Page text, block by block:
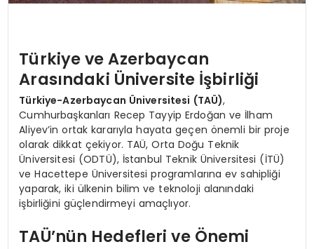
Türkiye ve Azerbaycan
Arasındaki Üniversite İşbirliği
Türkiye-Azerbaycan Üniversitesi (TAÜ),
Cumhurbaşkanları Recep Tayyip Erdoğan ve İlham
Aliyev’in ortak kararıyla hayata geçen önemli bir proje
olarak dikkat çekiyor. TAÜ, Orta Doğu Teknik
Üniversitesi (ODTÜ), İstanbul Teknik Üniversitesi (İTÜ)
ve Hacettepe Üniversitesi programlarına ev sahipliği
yaparak, iki ülkenin bilim ve teknoloji alanındaki
işbirliğini güçlendirmeyi amaçlıyor.
TAÜ’nün Hedefleri ve Önemi